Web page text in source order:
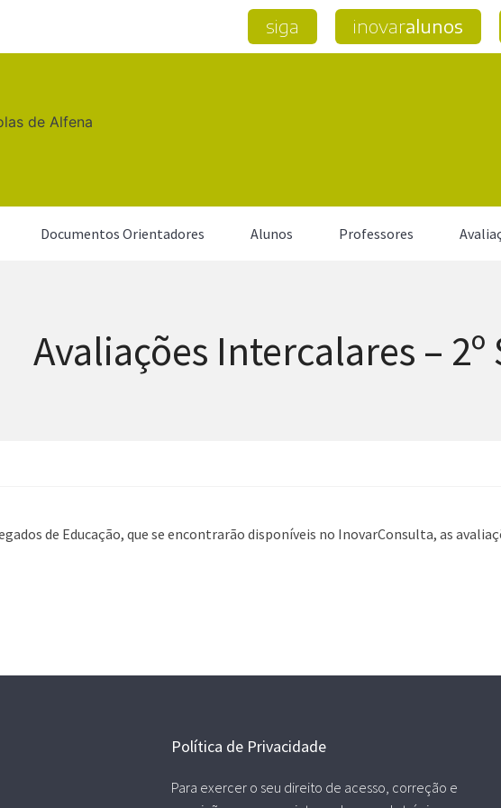
siga inovaralunos
Documentos Orientadores Alunos Professores
Avaliações Intercalares – 2º
de Educação, que se encontrarão disponíveis no InovarConsulta, as
Política de Privacidade
Para exercer o seu direito de acesso, correção e